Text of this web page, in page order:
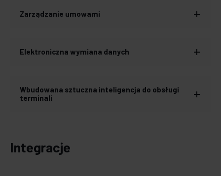
Zarządzanie umowami
Elektroniczna wymiana danych
Wbudowana sztuczna inteligencja do obsługi
terminali
Integracje